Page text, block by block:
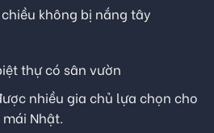
không bị nắng tây
thự có sân vườn
nhiều gia chủ lựa chọn cho
Nhật.